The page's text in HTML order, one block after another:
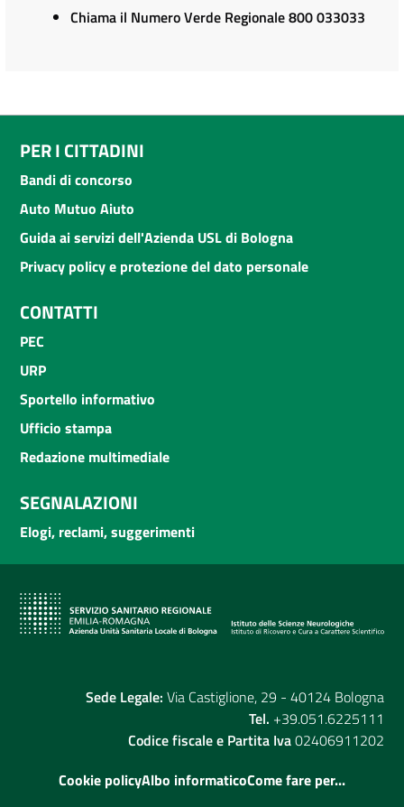
Chiama il Numero Verde Regionale 800 033033
PER I CITTADINI
Bandi di concorso
Auto Mutuo Aiuto
Guida ai servizi dell'Azienda USL di Bologna
Privacy policy e protezione del dato personale
CONTATTI
PEC
URP
Sportello informativo
Ufficio stampa
Redazione multimediale
SEGNALAZIONI
Elogi, reclami, suggerimenti
Sede Legale: Via Castiglione, 29 - 40124 Bologna
Tel. +39.051.6225111
Codice fiscale e Partita Iva02406911202
Cookie policyAlbo informaticoCome fare per...